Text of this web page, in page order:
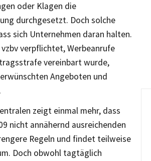
oder Klagen die
durchgesetzt. Doch solche
sich Unternehmen daran halten.
verpflichtet, Werbeanrufe
vereinbart wurde,
Angeboten und
zeigt einmal mehr, dass
nicht annähernd ausreichenden
Regeln und findet teilweise
Doch obwohl tagtäglich